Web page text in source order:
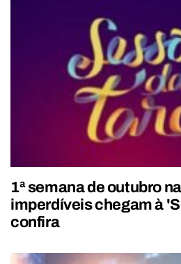
1ª semana de outubro
imperdíveis chegam à
confira